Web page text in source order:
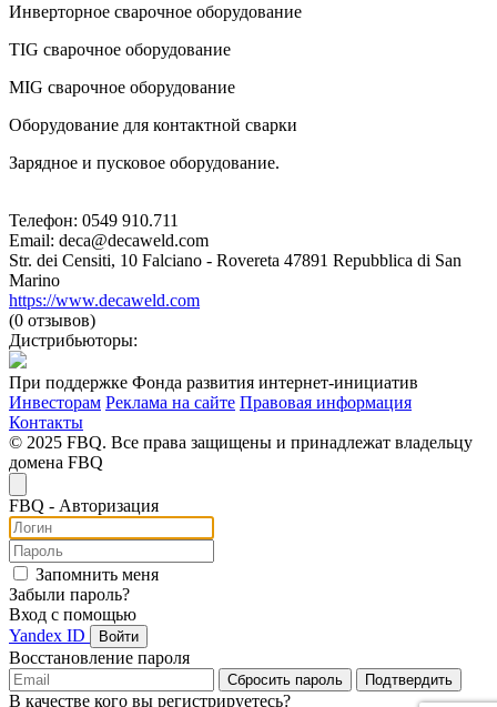
Инверторное сварочное оборудование
TIG сварочное оборудование
MIG сварочное оборудование
Оборудование для контактной сварки
Зарядное и пусковое оборудование.
Телефон: 0549 910.711
Email: deca@decaweld.com
Str. dei Censiti, 10 Falciano - Rovereta 47891 Repubblica di San
Marino
https://www.decaweld.com
(0 отзывов)
Дистрибьюторы:
При поддержке Фонда развития интернет-инициатив
Инвесторам Реклама на сайте Правовая информация
Контакты
© 2025 FBQ. Все права защищены и принадлежат владельцу
домена FBQ
FBQ - Авторизация
Запомнить меня
Забыли пароль?
Вход с помощью
Yandex ID
Войти
Восстановление пароля
Сбросить пароль Подтвердить
В качестве кого вы регистрируетесь?